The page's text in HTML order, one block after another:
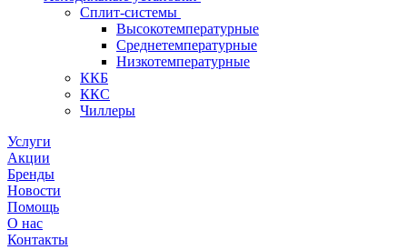
Сплит-системы
Высокотемпературные
Среднетемпературные
Низкотемпературные
ККБ
ККС
Чиллеры
Услуги
Акции
Бренды
Новости
Помощь
О нас
Контакты